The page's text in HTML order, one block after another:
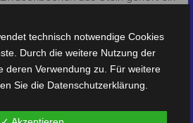
Badezimmer investierst, dann sollte
den Waschtisch echtes Holz oder
mein Granit-Waschbecken auf
Buchenholz (Stabbuche) gesetzt.
einfache, fertige Lösung suchst:
technisch notwendige Cookies
Durch die weitere Nutzung der
deren Verwendung zu. Für weitere
Sie die Datenschutzerklärung.